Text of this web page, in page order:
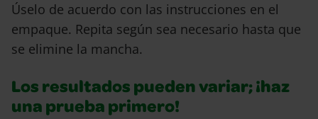
Úselo de acuerdo con las instrucciones en el
empaque. Repita según sea necesario hasta que
se elimine la mancha.
Los resultados pueden variar; ¡haz
una prueba primero!